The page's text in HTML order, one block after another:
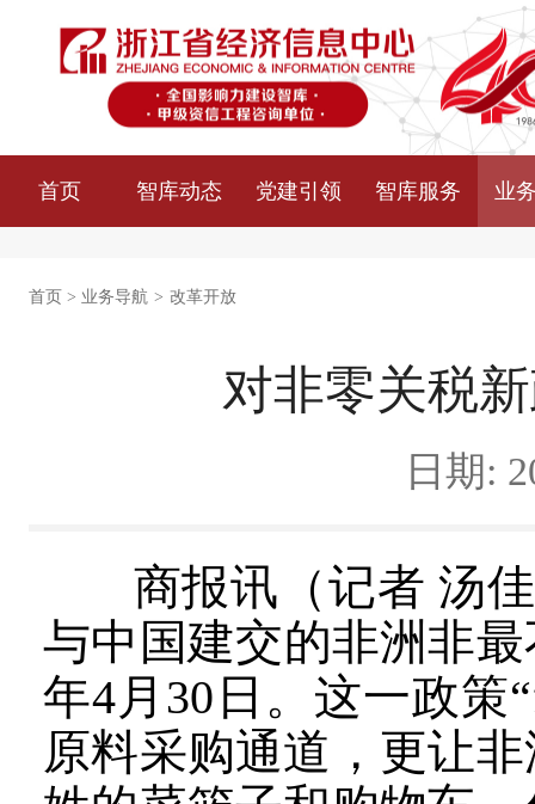
首页 智库动态 党建引领 智库服务 业
首页 > 业务导航 > 改革开放
对非零关税
日期:
商报讯（记者 汤
与中国建交的非洲非
年4月30日。这一政策
原料采购通道，更让